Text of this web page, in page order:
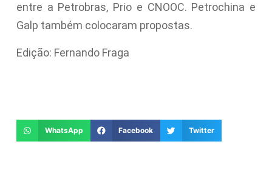
entre a Petrobras, Prio e CNOOC. Petrochina e
Galp também colocaram propostas.
Edição: Fernando Fraga
WhatsApp Facebook Twitter